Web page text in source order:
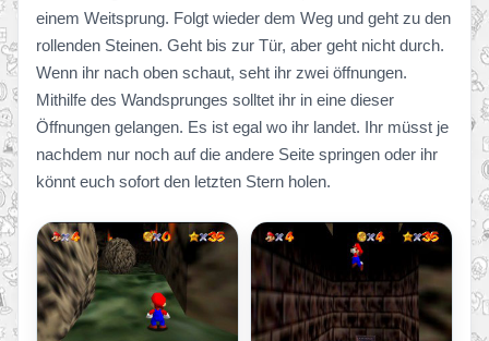
einem Weitsprung. Folgt wieder dem Weg und geht zu den
rollenden Steinen. Geht bis zur Tür, aber geht nicht durch.
Wenn ihr nach oben schaut, seht ihr zwei öffnungen.
Mithilfe des Wandsprunges solltet ihr in eine dieser
Öffnungen gelangen. Es ist egal wo ihr landet. Ihr müsst je
nachdem nur noch auf die andere Seite springen oder ihr
könnt euch sofort den letzten Stern holen.